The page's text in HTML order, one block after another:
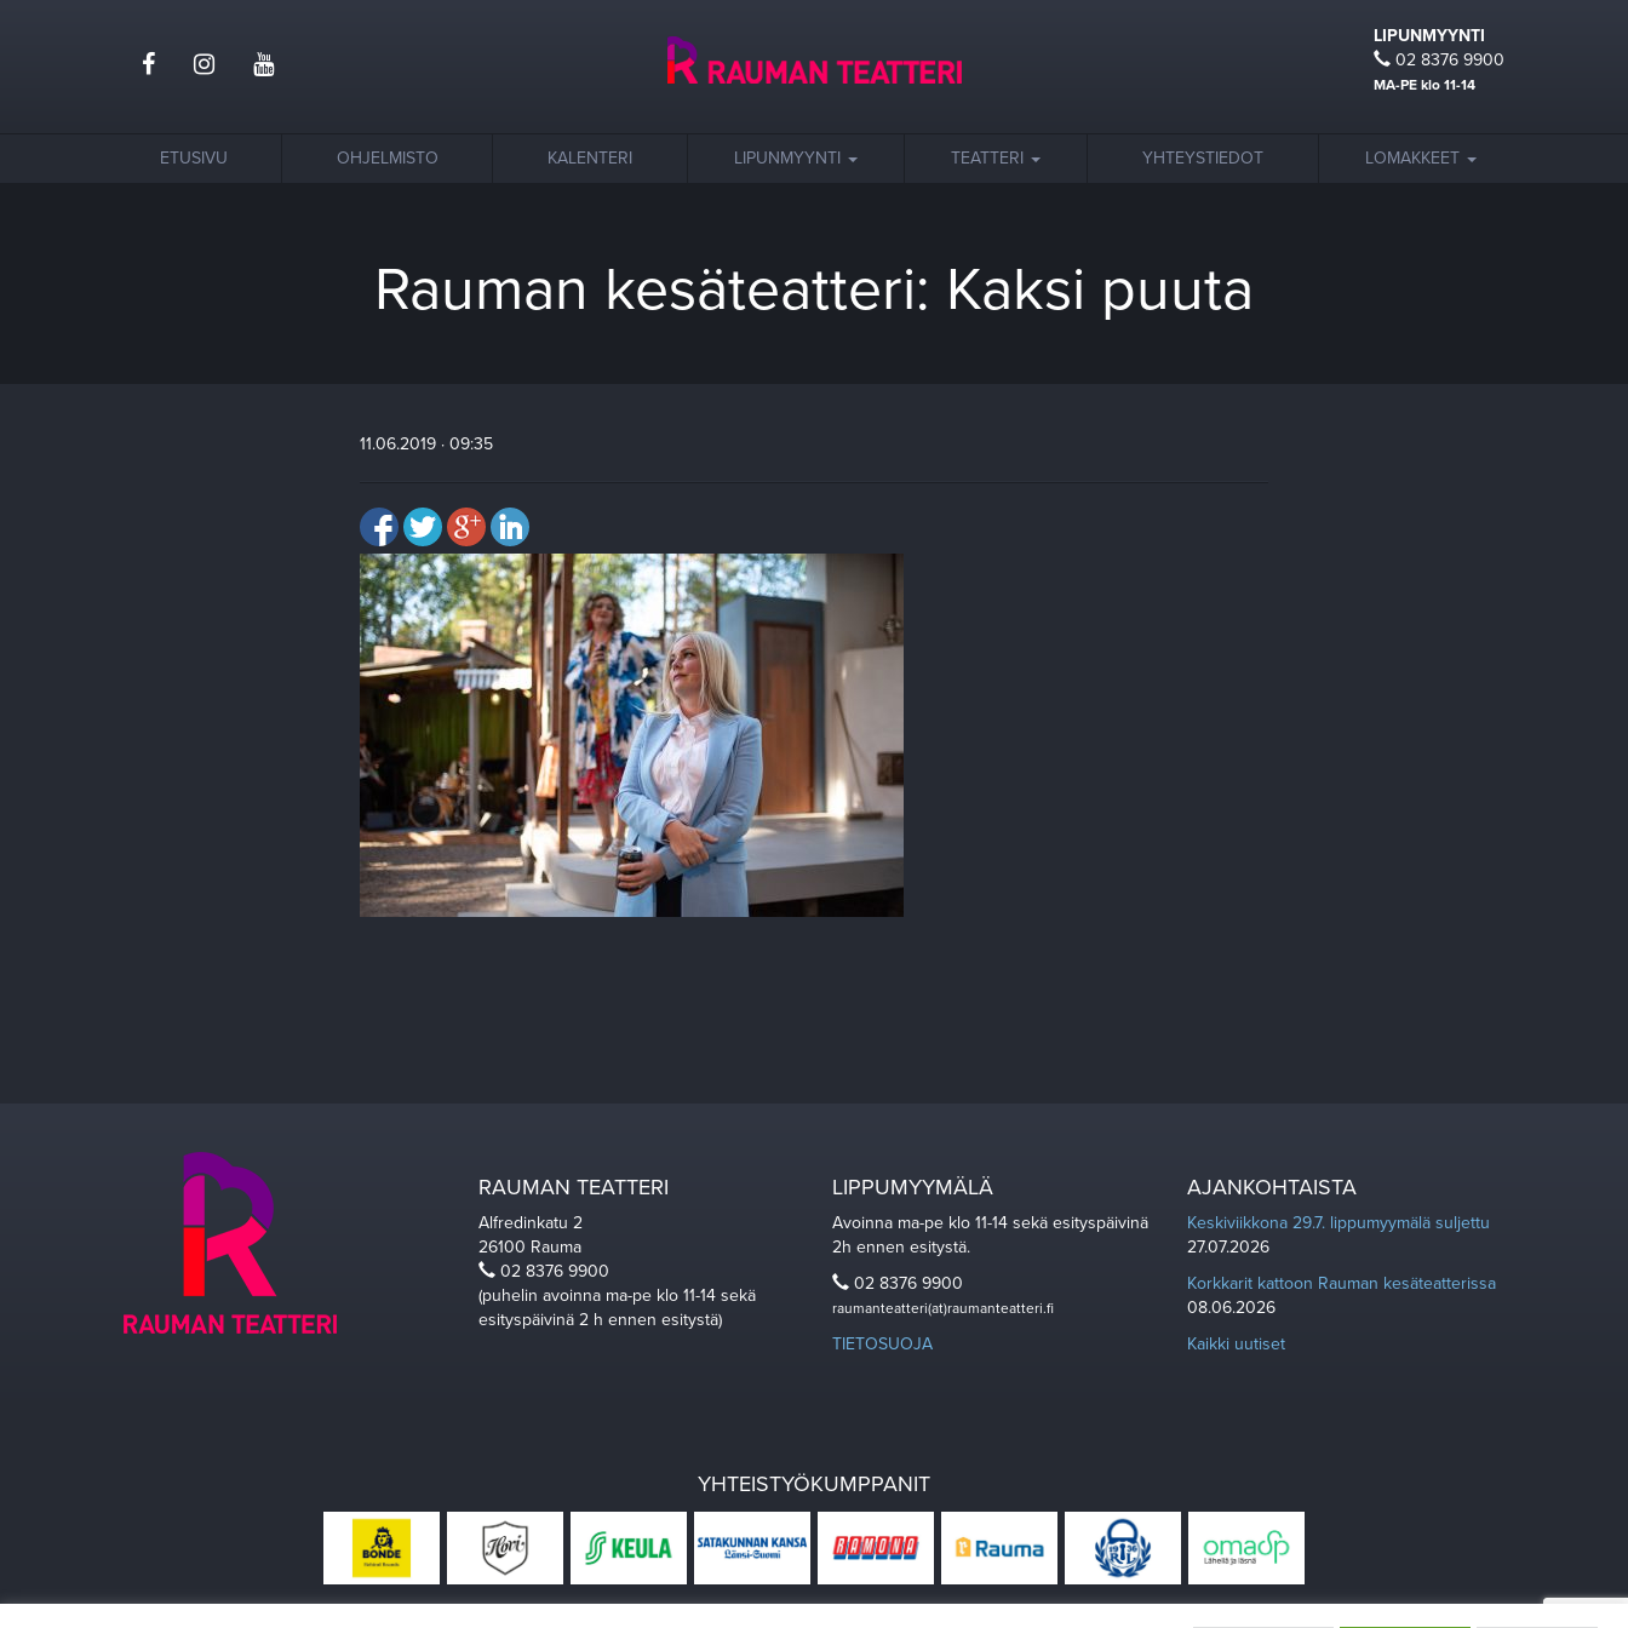
LIPUNMYYNTI
02 8376 9900
MA-PE klo 11-14
ETUSIVU OHJELMISTO KALENTERI LIPUNMYYNTI TEATTERI YHTEYSTIEDOT LOMAKKEET
Rauman kesäteatteri: Kaksi puuta
11.06.2019 · 09:35
RAUMAN TEATTERI
Alfredinkatu 2
26100 Rauma
02 8376 9900
(puhelin avoinna ma-pe klo 11-14 sekä
esityspäivinä 2 h ennen esitystä)
LIPPUMYYMÄLÄ
Avoinna ma-pe klo 11-14 sekä esityspäivinä
2h ennen esitystä.
02 8376 9900
raumanteatteri(at)raumanteatteri.fi
TIETOSUOJA
AJANKOHTAISTA
Keskiviikkona 29.7. lippumyymälä suljettu
27.07.2026
Korkkarit kattoon Rauman kesäteatterissa
08.06.2026
Kaikki uutiset
YHTEISTYÖKUMPPANIT